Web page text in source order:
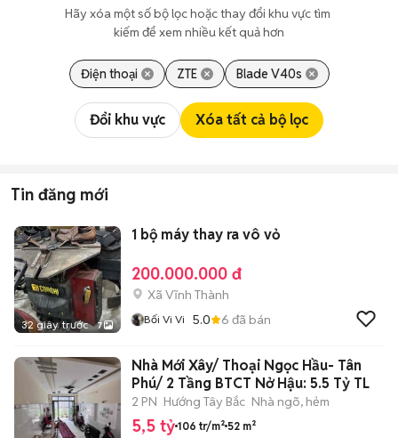
Hãy xóa một số bộ lọc hoặc thay đổi khu vực tìm
kiếm để xem nhiều kết quả hơn
Điện thoại ZTE Blade V40s
Đổi khu vực Xóa tất cả bộ lọc
Tin đăng mới
32 giây trước 7
1 bộ máy thay ra vô vỏ
200.000.000 đ
Xã Vĩnh Thành
Bối Vi Vi 5.0 6 đã bán
Nhà Mới Xây/ Thoại Ngọc Hầu- Tân
Phú/ 2 Tầng BTCT Nở Hậu: 5.5 Tỷ TL
2 PN Hướng Tây Bắc Nhà ngõ, hẻm
5,5 tỷ 106 tr/m² 52 m²